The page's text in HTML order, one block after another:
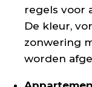
regels voor
De kleur,
zonwering
worden